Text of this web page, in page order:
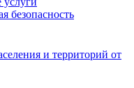
безопасность
и территорий от